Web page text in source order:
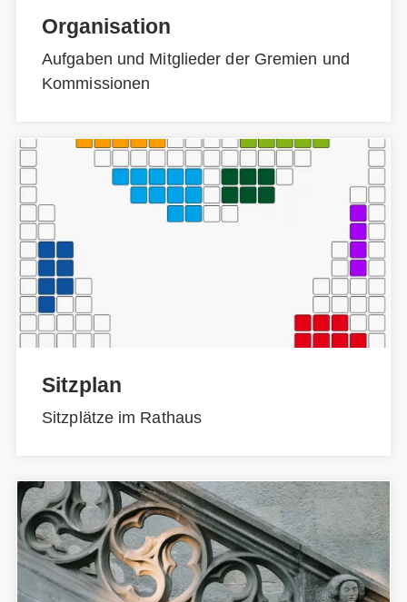
Organisation
Aufgaben und Mitglieder der Gremien und
Kommissionen
Sitzplan
Sitzplätze im Rathaus